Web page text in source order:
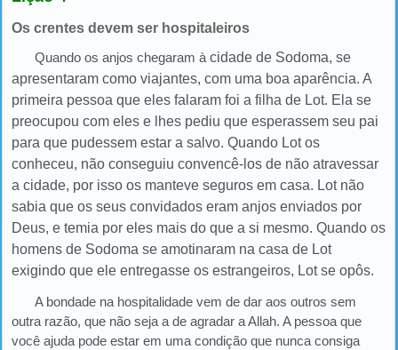
Os crentes devem ser hospitaleiros
Quando os anjos chegaram à cidade de Sodoma, se
apresentaram como viajantes, com uma boa aparência. A
primeira pessoa que eles falaram foi a filha de Lot. Ela se
preocupou com eles e lhes pediu que esperassem seu pai
para que pudessem estar a salvo. Quando Lot os
conheceu, não conseguiu convencê-los de não atravessar
a cidade, por isso os manteve seguros em casa. Lot não
sabia que os seus convidados eram anjos enviados por
Deus, e temia por eles mais do que a si mesmo. Quando os
homens de Sodoma se amotinaram na casa de Lot
exigindo que ele entregasse os estrangeiros, Lot se opôs.
A bondade na hospitalidade vem de dar aos outros sem
outra razão, que não seja a de agradar a Allah. A pessoa que
você ajuda pode estar em uma condição que nunca consiga